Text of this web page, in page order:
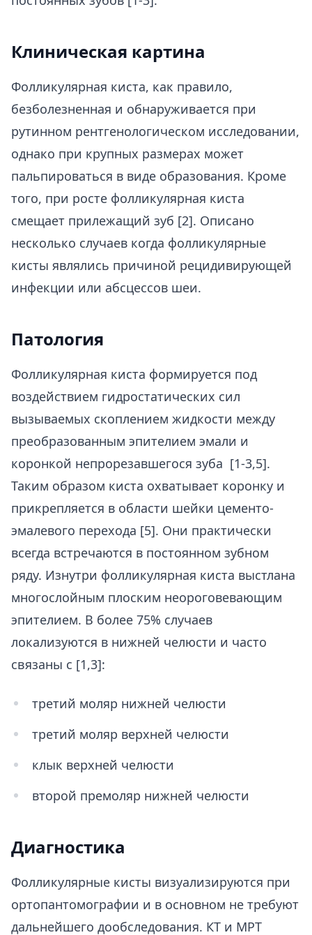
Клиническая картина
Фолликулярная киста, как правило,
безболезненная и обнаруживается при
рутинном рентгенологическом исследовании,
однако при крупных размерах может
пальпироваться в виде образования. Кроме
того, при росте фолликулярная киста
смещает прилежащий зуб [2]. Описано
несколько случаев когда фолликулярные
кисты являлись причиной рецидивирующей
инфекции или абсцессов шеи.
Патология
Фолликулярная киста формируется под
воздействием гидростатических сил
вызываемых скоплением жидкости между
преобразованным эпителием эмали и
коронкой непрорезавшегося зуба [1-3,5].
Таким образом киста охватывает коронку и
прикрепляется в области шейки цементо-
эмалевого перехода [5]. Они практически
всегда встречаются в постоянном зубном
ряду. Изнутри фолликулярная киста выстлана
многослойным плоским неороговевающим
эпителием. В более 75% случаев
локализуются в нижней челюсти и часто
связаны с [1,3]:
третий моляр нижней челюсти
третий моляр верхней челюсти
клык верхней челюсти
второй премоляр нижней челюсти
Диагностика
Фолликулярные кисты визуализируются при
ортопантомографии и в основном не требуют
дальнейшего дообследования. КТ и МРТ